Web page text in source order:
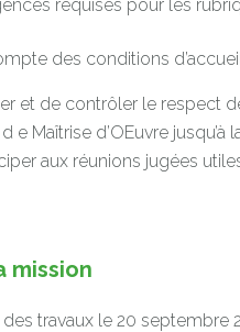
requises pour les
des conditions
et de contrôler le respect
e Maîtrise d’OEuvre jusqu’à
aux réunions jugées
mission
travaux le 20 septembre